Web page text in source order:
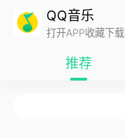
QQ音乐
打开APP收藏下载
推荐